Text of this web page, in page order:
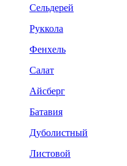
Сельдерей
Руккола
Фенхель
Салат
Айсберг
Батавия
Дуболистный
Листовой